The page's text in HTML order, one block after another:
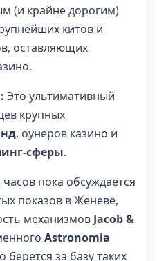
(и крайне дорогим)
китов и
оставляющих
Это ультимативный
крупных
, оунеров казино и
сферы.
пока обсуждается
показов в Женеве,
механизмов Jacob &
Astronomia
берется за базу таких